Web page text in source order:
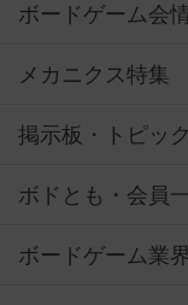
ボードゲーム会
メカニクス特集
掲示板・トピッ
ボドとも・会員
ボードゲーム業